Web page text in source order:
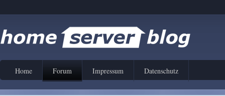
Home Forum Impressum Datenschutz